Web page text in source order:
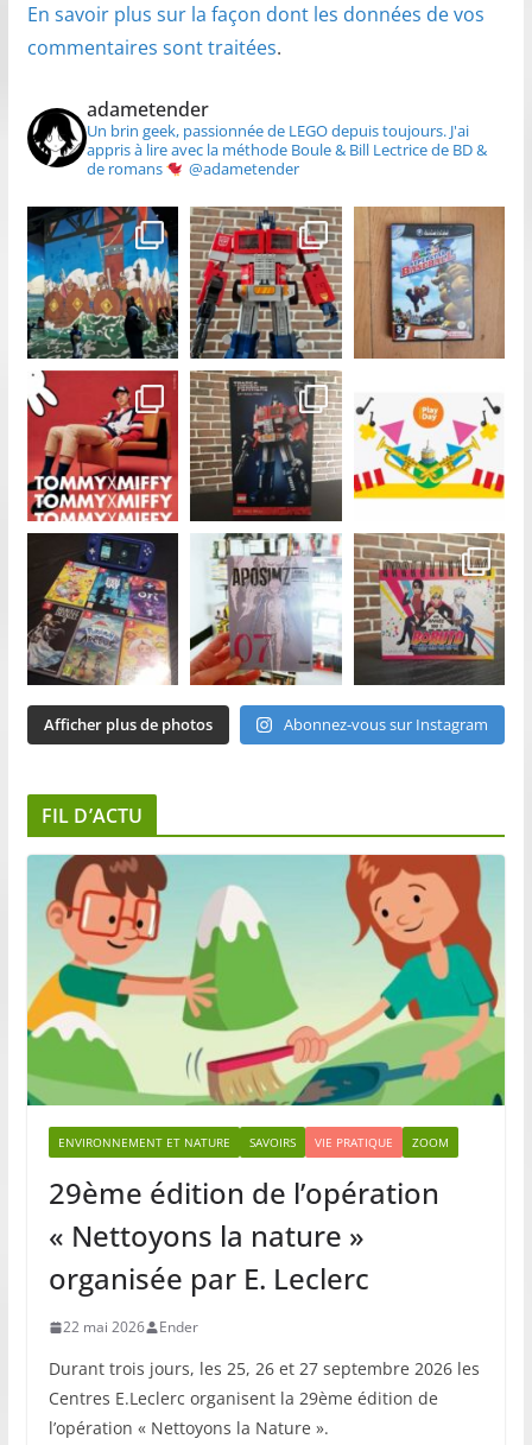
En savoir plus sur la façon dont les données de vos
commentaires sont traitées.
adametender
Un brin geek, passionnée de LEGO depuis toujours.J'ai
appris à lire avec la méthode Boule & Bill Lectrice de BD &
de romans
@adametender
Afficher plus de photos Abonnez-vous sur Instagram
FIL D’ACTU
ENVIRONNEMENT ET NATURE SAVOIRS VIE PRATIQUE ZOOM
29ème édition de l’opération
« Nettoyons la nature »
organisée par E. Leclerc
22 mai 2026 Ender
Durant trois jours, les 25, 26 et 27 septembre 2026 les
Centres E.Leclerc organisent la 29ème édition de
l’opération « Nettoyons la Nature ».